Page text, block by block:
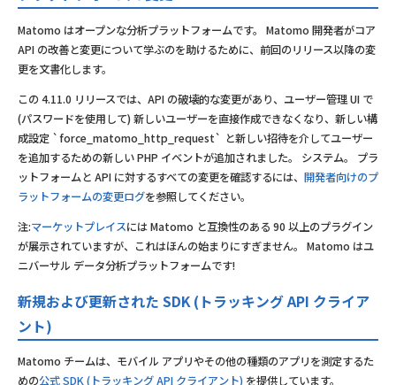
Matomo はオープンな分析プラットフォームです。 Matomo 開発者がコア
API の改善と変更について学ぶのを助けるために、前回のリリース以降の変
更を文書化します。
この 4.11.0 リリースでは、API の破壊的な変更があり、ユーザー管理 UI で
(パスワードを使用して) 新しいユーザーを直接作成できなくなり、新しい構
成設定 `force_matomo_http_request` と新しい招待を介してユーザー
を追加するための新しい PHP イベントが追加されました。 システム。 プラ
ットフォームと API に対するすべての変更を確認するには、 開発者向けのプ
ラットフォームの変更ログを参照してください。
注:マーケットプレイスには Matomo と互換性のある 90 以上のプラグイン
が展示されていますが、これはほんの始まりにすぎません。 Matomo はユ
ニバーサル データ分析プラットフォームです!
新規および更新された SDK (トラッキング API クライア
ント)
Matomo チームは、モバイル アプリやその他の種類のアプリを測定するた
めの公式 SDK (トラッキング API クライアント) を提供しています。